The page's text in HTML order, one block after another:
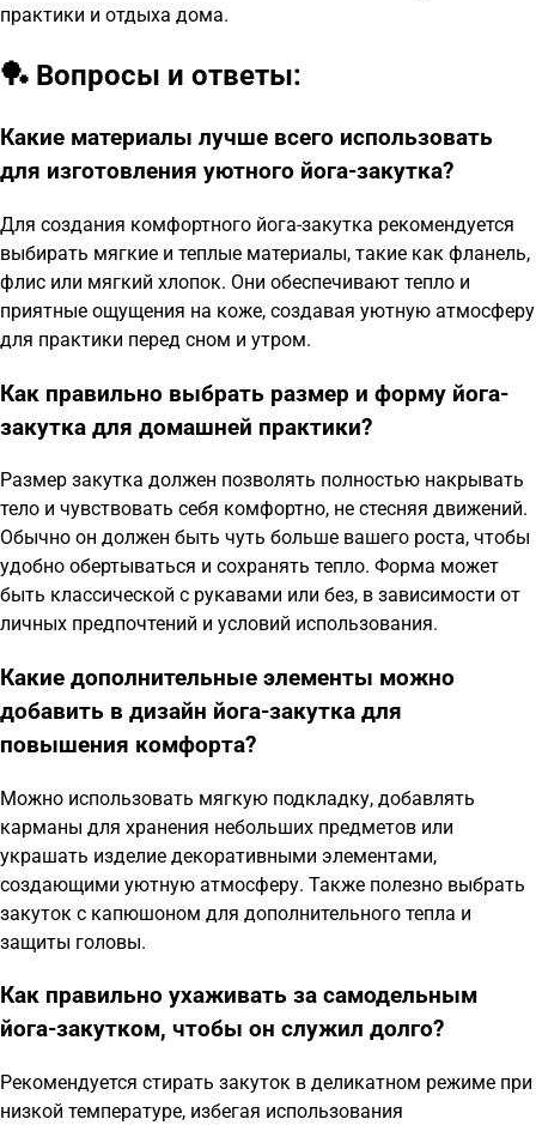
практики и отдыха дома.
🏓 Вопросы и ответы:
Какие материалы лучше всего использовать
для изготовления уютного йога-закутка?
Для создания комфортного йога-закутка рекомендуется
выбирать мягкие и теплые материалы, такие как фланель,
флис или мягкий хлопок. Они обеспечивают тепло и
приятные ощущения на коже, создавая уютную атмосферу
для практики перед сном и утром.
Как правильно выбрать размер и форму йога-
закутка для домашней практики?
Размер закутка должен позволять полностью накрывать
тело и чувствовать себя комфортно, не стесняя движений.
Обычно он должен быть чуть больше вашего роста, чтобы
удобно обертываться и сохранять тепло. Форма может
быть классической с рукавами или без, в зависимости от
личных предпочтений и условий использования.
Какие дополнительные элементы можно
добавить в дизайн йога-закутка для
повышения комфорта?
Можно использовать мягкую подкладку, добавлять
карманы для хранения небольших предметов или
украшать изделие декоративными элементами,
создающими уютную атмосферу. Также полезно выбрать
закуток с капюшоном для дополнительного тепла и
защиты головы.
Как правильно ухаживать за самодельным
йога-закутком, чтобы он служил долго?
Рекомендуется стирать закуток в деликатном режиме при
низкой температуре, избегая использования